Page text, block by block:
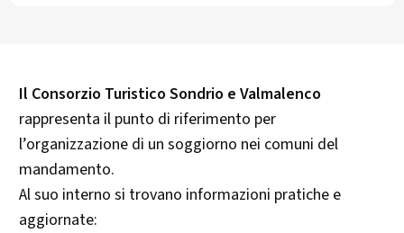
Il Consorzio Turistico Sondrio e Valmalenco
rappresenta il punto di riferimento per
l’organizzazione di un soggiorno nei comuni del
mandamento.
Al suo interno si trovano informazioni pratiche e
aggiornate: